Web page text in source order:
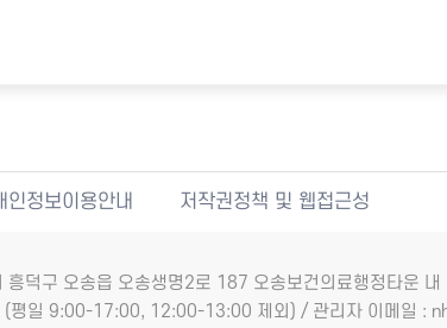
인정보이용안내 저작권정책 및 웹접근성
흥덕구 오송읍 오송생명2로 187 오송보건의료행정타운 내
일 9:00-17:00, 12:00-13:00 제외) / 관리자 이메일 :